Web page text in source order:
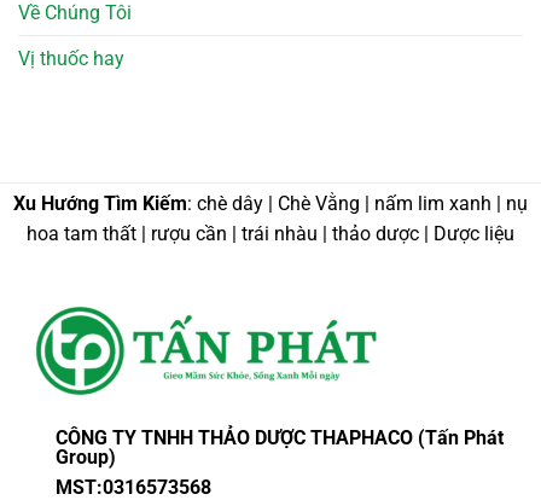
Về Chúng Tôi
Vị thuốc hay
Xu Hướng Tìm Kiếm: chè dây | Chè Vằng | nấm lim xanh | nụ
hoa tam thất | rượu cần | trái nhàu | thảo dược | Dược liệu
CÔNG TY TNHH THẢO DƯỢC THAPHACO (Tấn Phát
Group)
MST:0316573568